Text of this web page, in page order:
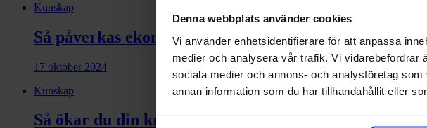
Denna webbplats använder cookies
Vi använder enhetsidentifierare för att anpassa
medier och analysera vår trafik. Vi vidarebefordrar
sociala medier och annons- och analysföretag
annan information som du har tillhandahållit eller
Kunskap
Så påverkas ekonomin av att gå ner i arbetstid
17 oktober 2024
Kunskap
Så ökar du din kreditvärdighet